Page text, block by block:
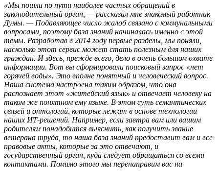
«Мы пошли по пути наиболее частых обращений в
законодательный орган, — рассказал мне знакомый работник
Думы. — Подавляющее число жалоб связано с коммунальными
вопросами, поэтому база знаний начиналась именно с этой
темы. Разработав в 2014 году первые разделы, мы поняли,
насколько этот сервис может стать полезным для наших
граждан. И здесь, прежде всего, дело в очень большом охвате
информации. Вот вы сформировали поисковый запрос «нет
горячей воды». Это вполне понятный и человеческий вопрос.
Наша система настроена таким образом, что она
распознает этот «житейский язык» и отвечает человеку на
таком же понятном ему языке. В этом суть семантических
связей и онтологий, которые лежат в основе технологии
наших ИТ-решений. Например, если завтра вам или вашим
родителям понадобится выяснить, как получить звание
ветерана труда, то наша база знаний предоставит вам и все
правовые акты, которые за это отвечают, и
государственный орган, куда следует обращаться со всеми
контактами. Помимо этого мы перенаправим вас на